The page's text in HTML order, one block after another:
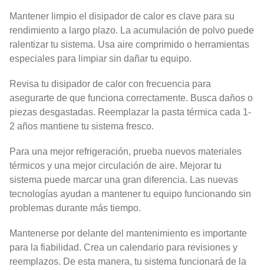
Mantener limpio el disipador de calor es clave para su
rendimiento a largo plazo. La acumulación de polvo puede
ralentizar tu sistema. Usa aire comprimido o herramientas
especiales para limpiar sin dañar tu equipo.
Revisa tu disipador de calor con frecuencia para
asegurarte de que funciona correctamente. Busca daños o
piezas desgastadas. Reemplazar la pasta térmica cada 1-
2 años mantiene tu sistema fresco.
Para una mejor refrigeración, prueba nuevos materiales
térmicos y una mejor circulación de aire. Mejorar tu
sistema puede marcar una gran diferencia. Las nuevas
tecnologías ayudan a mantener tu equipo funcionando sin
problemas durante más tiempo.
Mantenerse por delante del mantenimiento es importante
para la fiabilidad. Crea un calendario para revisiones y
reemplazos. De esta manera, tu sistema funcionará de la